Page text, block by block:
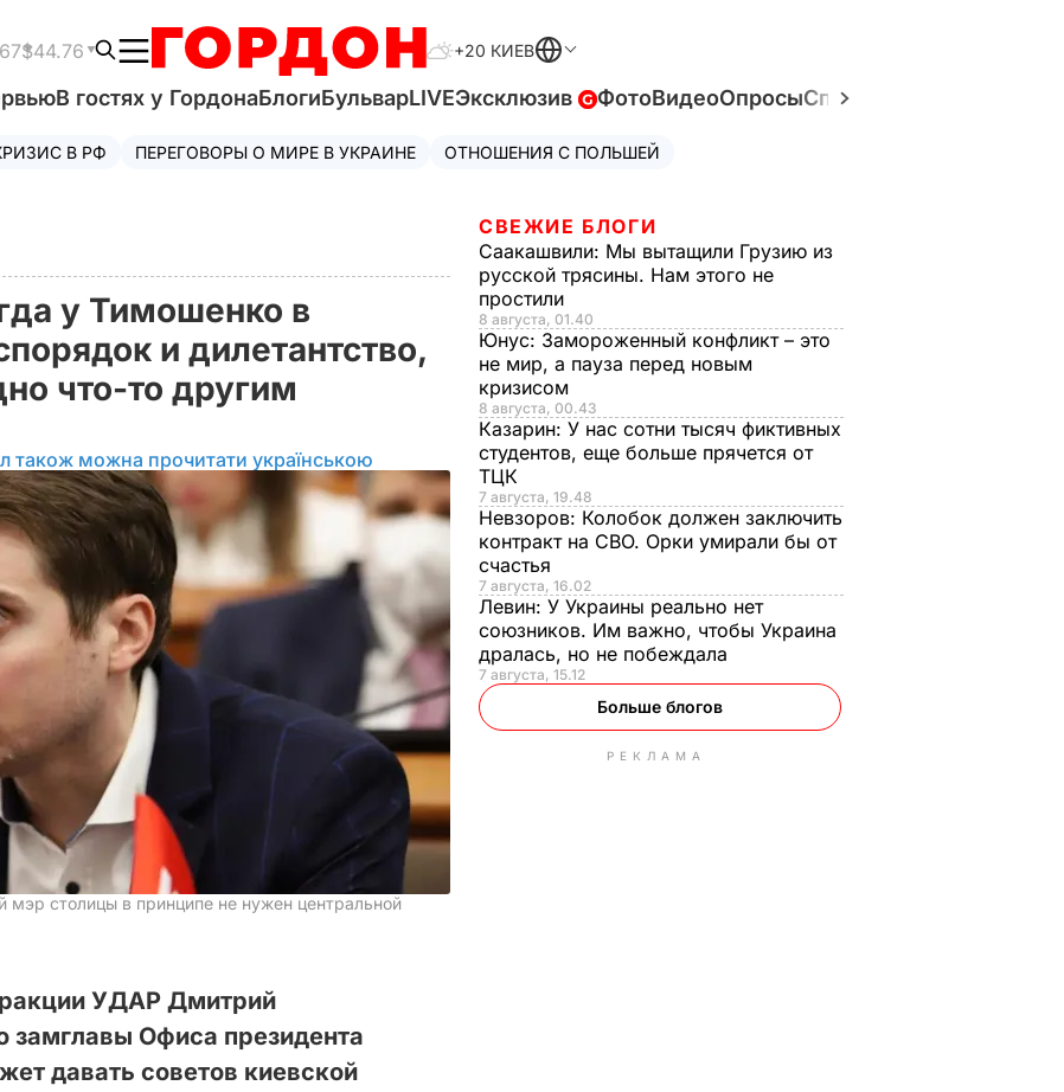
$44.76 +20 КИЕВ
В гостях у ГордонаБлогиБульварLIVEЭксклюзив ФотоВидеоОпросыСпецпроекты
В РФ ПЕРЕГОВОРЫ О МИРЕ В УКРАИНЕ ОТНОШЕНИЯ С ПОЛЬШЕЙ
у Тимошенко в
и дилетантство,
что-то другим
також можна прочитати українською
столицы в принципе не нужен центральной
УДАР Дмитрий
замглавы Офиса президента
давать советов киевской
СВЕЖИЕ БЛОГИ
Саакашвили: Мы вытащили Грузию из
русской трясины. Нам этого не
простили
8 августа, 01.40
Юнус: Замороженный конфликт – это
не мир, а пауза перед новым
кризисом
8 августа, 00.43
Казарин: У нас сотни тысяч фиктивных
студентов, еще больше прячется от
ТЦК
7 августа, 19.48
Невзоров: Колобок должен заключить
контракт на СВО. Орки умирали бы от
счастья
7 августа, 16.02
Левин: У Украины реально нет
союзников. Им важно, чтобы Украина
дралась, но не побеждала
7 августа, 15.12
Больше блогов
РЕКЛАМА